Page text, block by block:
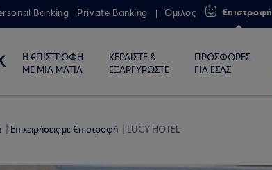
Banking Private Banking Όμιλος €πιστροφή
Η €ΠΙΣΤΡΟΦΗ
ΜΕ ΜΙΑ ΜΑΤΙΑ
ΚΕΡΔΙΣΤΕ &
ΕΞΑΡΓΥΡΩΣΤΕ
ΠΡΟΣΦΟΡΕΣ
ΓΙΑ ΕΣΑΣ
Επιχειρήσεις με €πιστροφή LUCY HOTEL